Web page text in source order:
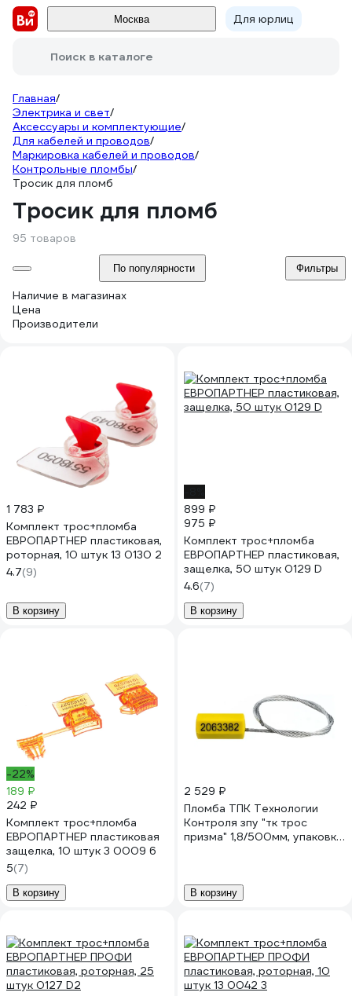
Москва Для юрлиц
Поиск в каталоге
Главная/
Электрика и свет/
Аксессуары и комплектующие/
Для кабелей и проводов/
Маркировка кабелей и проводов/
Контрольные пломбы/
Тросик для пломб
Тросик для пломб
95 товаров
По популярности Фильтры
Наличие в магазинах
Цена
Производители
1 783 ₽
Комплект трос+пломба
ЕВРОПАРТНЕР пластиковая,
роторная, 10 штук 13 0130 2
4.7(9)
В корзину
899 ₽
975 ₽
Комплект трос+пломба
ЕВРОПАРТНЕР пластиковая,
защелка, 50 штук 0129 D
4.6(7)
В корзину
-22%
189 ₽
242 ₽
Комплект трос+пломба
ЕВРОПАРТНЕР пластиковая
защелка, 10 штук 3 0009 6
5(7)
В корзину
2 529 ₽
Пломба ТПК Технологии
Контроля зпу "тк трос
призма" 1,8/500мм, упаковка
В корзину